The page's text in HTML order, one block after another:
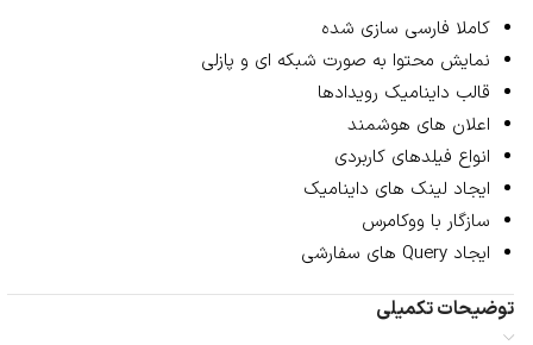
کاملا فارسی سازی شده
نمایش محتوا به صورت شبکه ای و پازلی
قالب داینامیک رویدادها
اعلان های هوشمند
انواع فیلدهای کاربردی
ایجاد لینک های داینامیک
سازگار با ووکامرس
ایجاد Query های سفارشی
توضیحات تکمیلی